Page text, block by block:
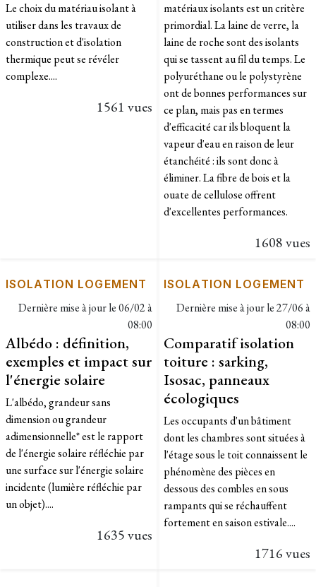
Le choix du matériau isolant à
utiliser dans les travaux de
construction et d'isolation
thermique peut se révéler
complexe....
1561 vues
matériaux isolants est un critère
primordial. La laine de verre, la
laine de roche sont des isolants
qui se tassent au fil du temps. Le
polyuréthane ou le polystyrène
ont de bonnes performances sur
ce plan, mais pas en termes
d'efficacité car ils bloquent la
vapeur d'eau en raison de leur
étanchéité : ils sont donc à
éliminer. La fibre de bois et la
ouate de cellulose offrent
d'excellentes performances.
1608 vues
ISOLATION LOGEMENT
Dernière mise à jour le06/02 à
08:00
Albédo : définition,
exemples et impact sur
l'énergie solaire
L'albédo, grandeur sans
dimension ou grandeur
adimensionnelle* est le rapport
de l'énergie solaire réfléchie par
une surface sur l'énergie solaire
incidente (lumière réfléchie par
un objet)....
1635 vues
ISOLATION LOGEMENT
Dernière mise à jour le27/06 à
08:00
Comparatif isolation
toiture : sarking,
Isosac, panneaux
écologiques
Les occupants d'un bâtiment
dont les chambres sont situées à
l'étage sous le toit connaissent le
phénomène des pièces en
dessous des combles en sous
rampants qui se réchauffent
fortement en saison estivale....
1716 vues